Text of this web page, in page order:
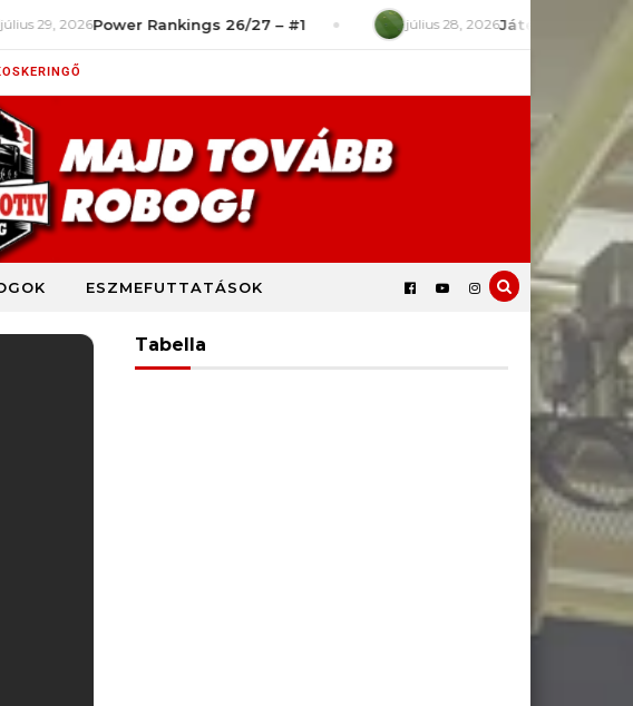
Rankings 26/27 – #1 július 28, 2026Játékszituációk – Mit
ESZMEFUTTATÁSOK
Tabella